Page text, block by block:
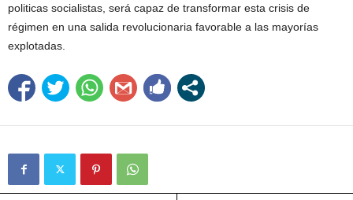
politicas socialistas, será capaz de transformar esta crisis de
régimen en una salida revolucionaria favorable a las mayorías
explotadas.